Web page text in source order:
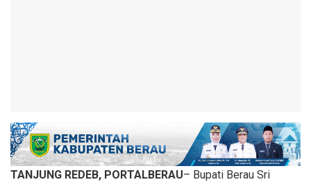
TANJUNG REDEB, PORTALBERAU– Bupati Berau Sri